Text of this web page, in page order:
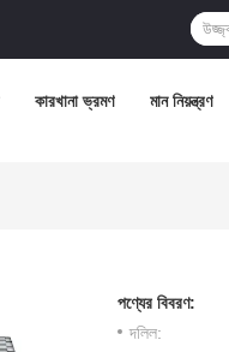
কারখানা ভ্রমণ মান নিয়ন্ত্রণ
পণ্যের বিবরণ:
দলিল: